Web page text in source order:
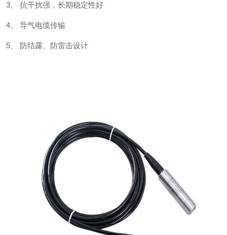
3、 抗干扰强，长期稳定性好
4、 导气电缆传输
5、 防结露、防雷击设计